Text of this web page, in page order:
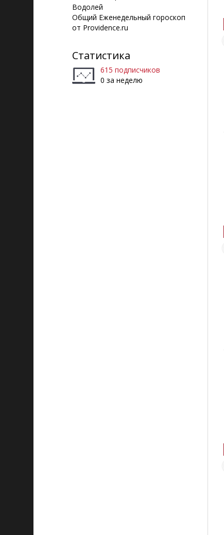
Водолей
Общий Еженедельный гороскоп
от Providence.ru
Статистика
615 подписчиков
0 за неделю